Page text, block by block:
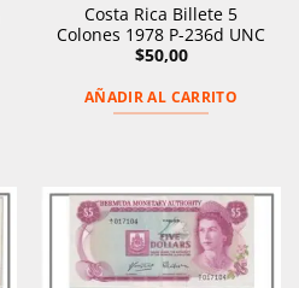
Costa Rica Billete 5
Colones 1978 P-236d UNC
$50,00
AÑADIR AL CARRITO